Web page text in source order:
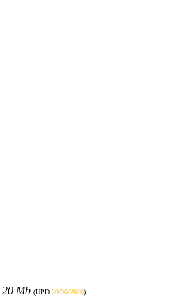
20 Mb (UPD 20/06/2026)